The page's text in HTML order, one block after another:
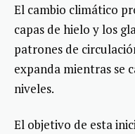
El cambio climático
capas de hielo y los
patrones de
expanda mientras se
niveles.
El objetivo de esta